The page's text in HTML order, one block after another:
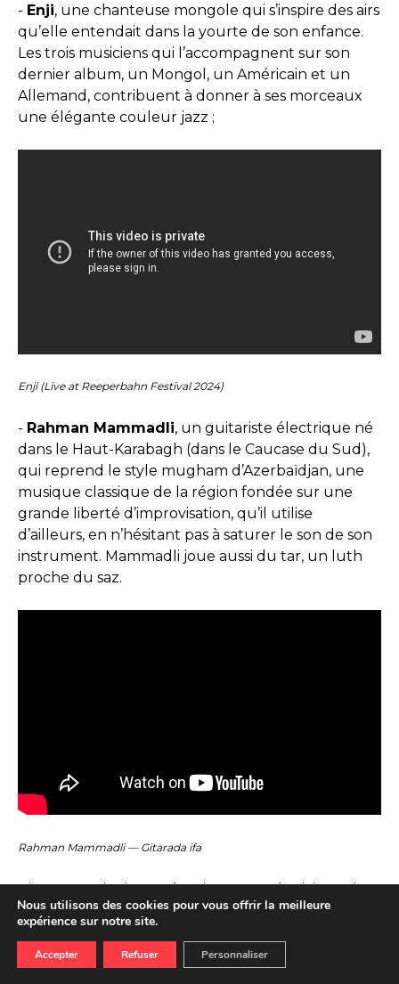
- Enji, une chanteuse mongole qui s’inspire des airs
qu’elle entendait dans la yourte de son enfance.
Les trois musiciens qui l’accompagnent sur son
dernier album, un Mongol, un Américain et un
Allemand, contribuent à donner à ses morceaux
une élégante couleur jazz ;
Enji (Live at Reeperbahn Festival 2024)
- Rahman Mammadli, un guitariste électrique né
dans le Haut-Karabagh (dans le Caucase du Sud),
qui reprend le style mugham d’Azerbaïdjan, une
musique classique de la région fondée sur une
grande liberté d’improvisation, qu’il utilise
d’ailleurs, en n’hésitant pas à saturer le son de son
instrument. Mammadli joue aussi du tar, un luth
proche du saz.
Rahman Mammadli — Gitarada ifa
Bien entendu, les catégories proposées ici ont des
frontières poreuses. Comme dans toutes les
esthétiques, il arrive souvent que les artistes
commencent leur carrière en reprenant un
Nous utilisons des cookies pour vous offrir la meilleure
expérience sur notre site.
Accepter Refuser Personnaliser